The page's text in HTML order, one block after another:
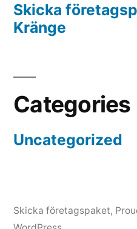
Skicka
Kränge
Categories
Uncategorized
Skicka företagspaket,